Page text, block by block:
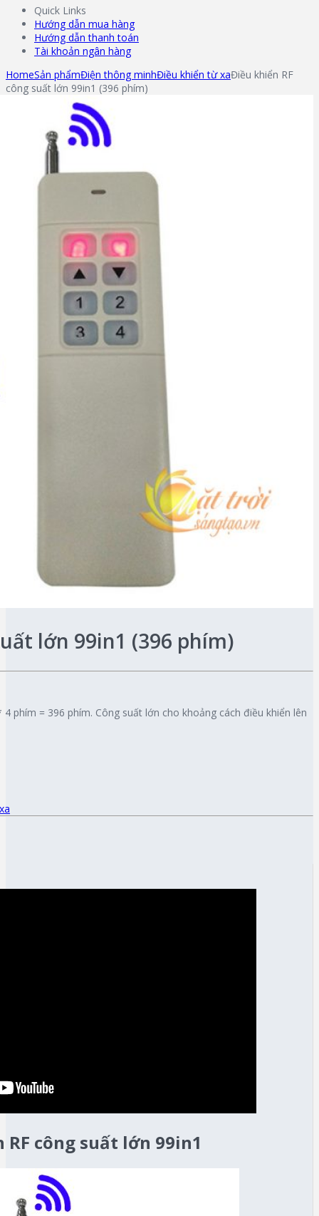
Quick Links
Hướng dẫn mua hàng
Hướng dẫn thanh toán
Tài khoản ngân hàng
HomeSản phẩmĐiện thông minhĐiều khiển từ xaĐiều khiển RF
công suất lớn 99in1 (396 phím)
lớn 99in1 (396 phím)
phím = 396 phím. Công suất lớn cho khoảng cách điều khiển lên
công suất lớn 99in1